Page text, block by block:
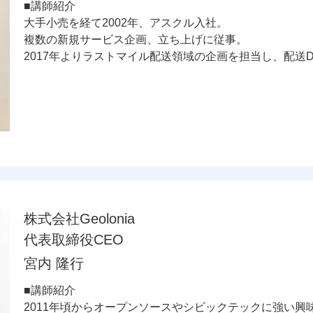
■講師紹介
大手小売を経て2002年、アスクル入社。
複数の新規サービス企画、立ち上げに従事。
2017年よりラストマイル配送領域の企画を担当し、配送
株式会社Geolonia
代表取締役CEO
宮内 隆行
■講師紹介
2011年頃からオープンソースやシビックテックに強い興